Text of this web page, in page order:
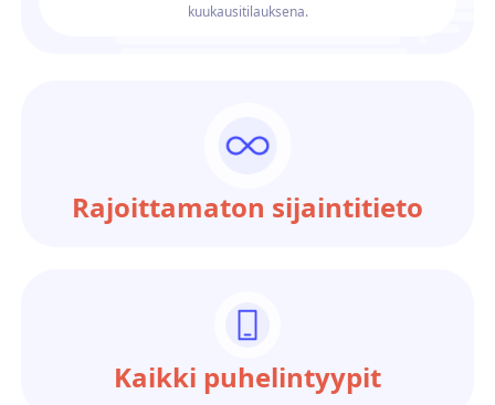
kuukausitilauksena.
Rajoittamaton sijaintitieto
Kaikki puhelintyypit